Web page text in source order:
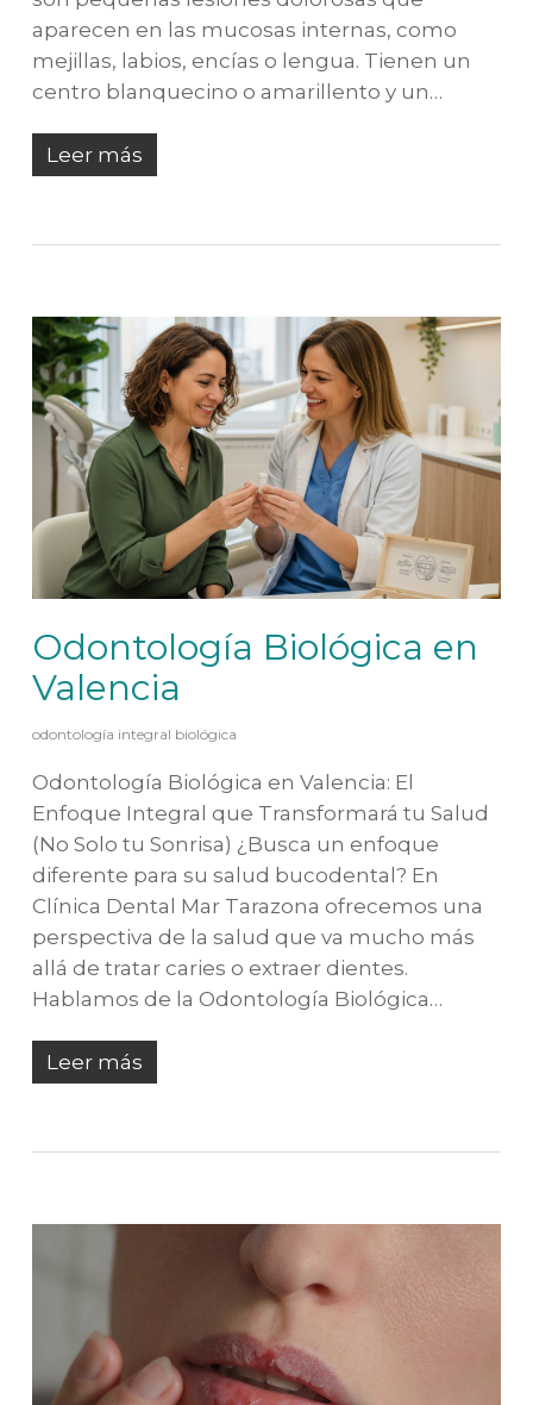
aparecen en las mucosas internas, como
mejillas, labios, encías o lengua. Tienen un
centro blanquecino o amarillento y un…
Leer más
Odontología Biológica en
Valencia
odontología integral biológica
Odontología Biológica en Valencia: El
Enfoque Integral que Transformará tu Salud
(No Solo tu Sonrisa) ¿Busca un enfoque
diferente para su salud bucodental? En
Clínica Dental Mar Tarazona ofrecemos una
perspectiva de la salud que va mucho más
allá de tratar caries o extraer dientes.
Hablamos de la Odontología Biológica…
Leer más